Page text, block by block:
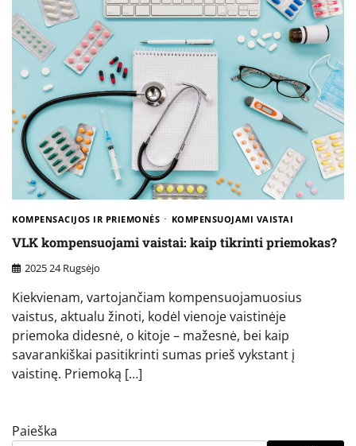
KOMPENSACIJOS IR PRIEMONĖS KOMPENSUOJAMI VAISTAI
VLK kompensuojami vaistai: kaip tikrinti priemokas?
2025 24 Rugsėjo
Kiekvienam, vartojančiam kompensuojamuosius
vaistus, aktualu žinoti, kodėl vienoje vaistinėje
priemoka didesnė, o kitoje – mažesnė, bei kaip
savarankiškai pasitikrinti sumas prieš vykstant į
vaistinę. Priemoką […]
Paieška